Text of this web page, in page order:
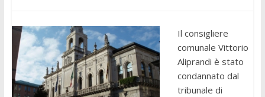
Il consigliere
comunale Vittorio
Aliprandi è stato
condannato dal
tribunale di